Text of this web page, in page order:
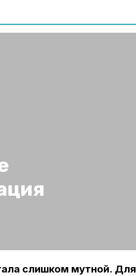
слишком мутной. Для